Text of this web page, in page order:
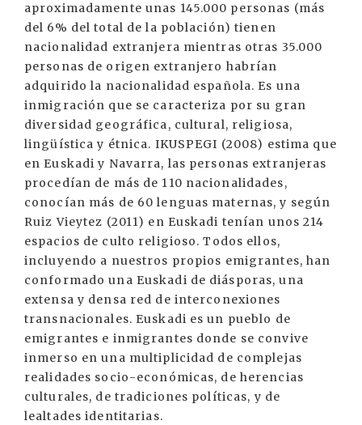
aproximadamente unas 145.000 personas (más
del 6% del total de la población) tienen
nacionalidad extranjera mientras otras 35.000
personas de origen extranjero habrían
adquirido la nacionalidad española. Es una
inmigración que se caracteriza por su gran
diversidad geográfica, cultural, religiosa,
lingüística y étnica. IKUSPEGI (2008) estima que
en Euskadi y Navarra, las personas extranjeras
procedían de más de 110 nacionalidades,
conocían más de 60 lenguas maternas, y según
Ruiz Vieytez (2011) en Euskadi tenían unos 214
espacios de culto religioso. Todos ellos,
incluyendo a nuestros propios emigrantes, han
conformado una Euskadi de diásporas, una
extensa y densa red de interconexiones
transnacionales. Euskadi es un pueblo de
emigrantes e inmigrantes donde se convive
inmerso en una multiplicidad de complejas
realidades socio-económicas, de herencias
culturales, de tradiciones políticas, y de
lealtades identitarias.